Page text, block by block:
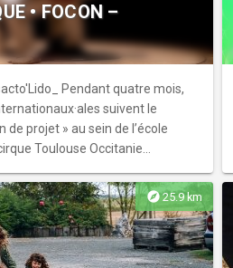
• FOCON –
Pendant quatre mois,
suivent le
de projet » au sein de l’école
Toulouse Occitanie
leur permettent de
Venez découvrir une
tantôt acrobatiquement
drôle, tantôt oniriquement
explore25.9 km